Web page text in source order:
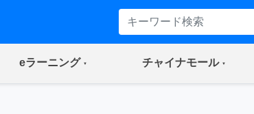
eラーニング(current) チャイナモール(current)